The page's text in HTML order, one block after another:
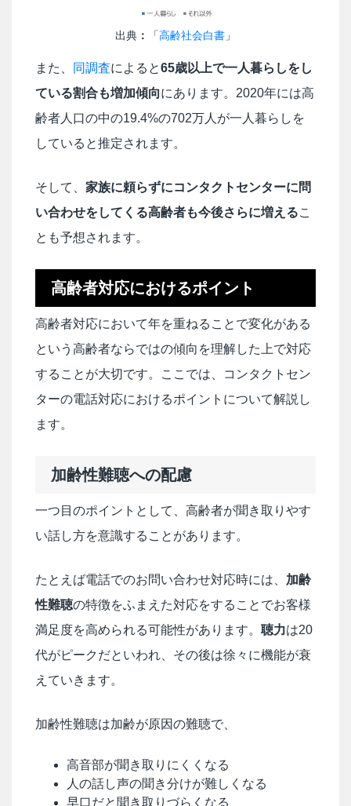
出典 ： 「高齢社会白書 」
また、 同調査によると65歳以上で一人暮らしをし
ている割合も増加傾向にあります。2020年には高
齢者人口の中の19.4%の702万人が一人暮らしを
していると推定されます。
そして、 家族に頼らずにコンタクトセンターに問
い合わせをしてくる高齢者も今後さらに増えるこ
とも予想されます。
高齢者対応におけるポイント
高齢者対応において年を重ねることで変化がある
という高齢者ならではの傾向を理解した上で対応
することが大切です。ここでは、コンタクトセン
ターの電話対応におけるポイントについて解説し
ます。
加齢性難聴への配慮
一つ目のポイントとして、高齢者が聞き取りやす
い話し方を意識することがあります。
たとえば電話でのお問い合わせ対応時には、 加齢
性難聴の特徴をふまえた対応をすることでお客様
満足度を高められる可能性があります。 聴力は20
代がピークだといわれ、その後は徐々に機能が衰
えていきます。
加齢性難聴は加齢が原因の難聴で、
高音部が聞き取りにくくなる
人の話し声の聞き分けが難しくなる
早口だと聞き取りづらくなる